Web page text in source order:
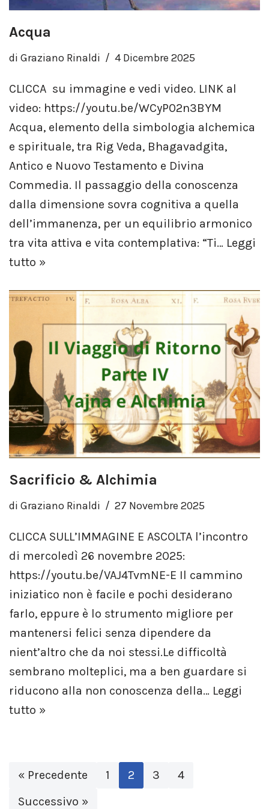
Acqua
di Graziano Rinaldi 4 Dicembre 2025
CLICCA su immagine e vedi video. LINK al
video: https://youtu.be/WCyP02n3BYM
Acqua, elemento della simbologia alchemica
e spirituale, tra Rig Veda, Bhagavadgita,
Antico e Nuovo Testamento e Divina
Commedia. Il passaggio della conoscenza
dalla dimensione sovra cognitiva a quella
dell’immanenza, per un equilibrio armonico
tra vita attiva e vita contemplativa: “Ti… Leggi
tutto »
Sacrificio & Alchimia
di Graziano Rinaldi 27 Novembre 2025
CLICCA SULL’IMMAGINE E ASCOLTA l’incontro
di mercoledì 26 novembre 2025:
https://youtu.be/VAJ4TvmNE-E Il cammino
iniziatico non è facile e pochi desiderano
farlo, eppure è lo strumento migliore per
mantenersi felici senza dipendere da
nient’altro che da noi stessi.Le difficoltà
sembrano molteplici, ma a ben guardare si
riducono alla non conoscenza della… Leggi
tutto »
« Precedente 1 2 3
4
Successivo »